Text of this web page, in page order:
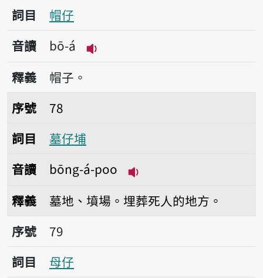
詞目
帽仔
音讀
bō-á
播放音讀bō-á
釋義
帽子。
序號78墓仔埔
序號
78
詞目
墓仔埔
音讀
bōng-á-poo
釋義
墓地、墳場。埋葬死人的地方。
序號79母仔
序號
79
詞目
母仔